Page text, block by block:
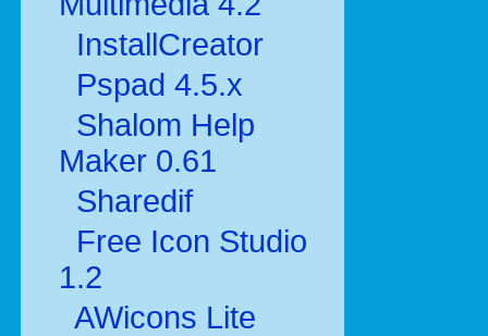
InstallCreator
Pspad 4.5.x
Shalom Help
Maker 0.61
Sharedif
Free Icon Studio
1.2
AWicons Lite